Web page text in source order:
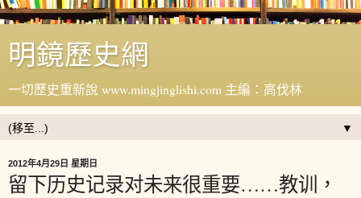
明鏡歷史網
一切歷史重新說 www.mingjinglishi.com 主編：高伐林
▼
2012年4月29日 星期日
留下历史记录对未来很重要……教训，